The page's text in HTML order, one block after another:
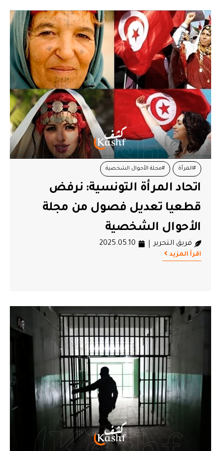
#المرأة #مجلة الأحوال الشخصية
اتحاد المرأة التونسية: نرفض
قطعيا تعديل فصول من مجلة
الأحوال الشخصية
فريق التحرير 2025.05.10
اقرأ المزيد